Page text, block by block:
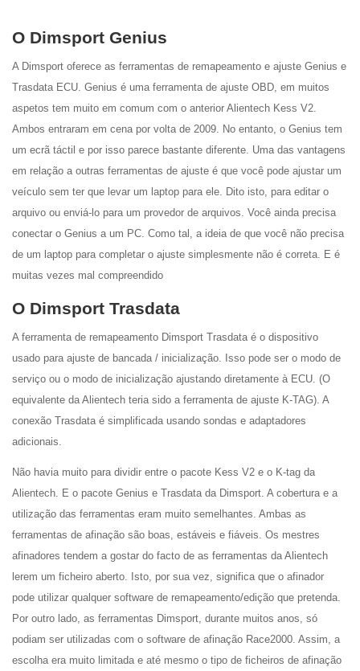
O Dimsport Genius
A Dimsport oferece as ferramentas de remapeamento e ajuste Genius e
Trasdata ECU. Genius é uma ferramenta de ajuste OBD, em muitos
aspetos tem muito em comum com o anterior Alientech Kess V2.
Ambos entraram em cena por volta de 2009. No entanto, o Genius tem
um ecrã táctil e por isso parece bastante diferente. Uma das vantagens
em relação a outras ferramentas de ajuste é que você pode ajustar um
veículo sem ter que levar um laptop para ele. Dito isto, para editar o
arquivo ou enviá-lo para um provedor de arquivos. Você ainda precisa
conectar o Genius a um PC. Como tal, a ideia de que você não precisa
de um laptop para completar o ajuste simplesmente não é correta. E é
muitas vezes mal compreendido
O Dimsport Trasdata
A ferramenta de remapeamento Dimsport Trasdata é o dispositivo
usado para ajuste de bancada / inicialização. Isso pode ser o modo de
serviço ou o modo de inicialização ajustando diretamente à ECU. (O
equivalente da Alientech teria sido a ferramenta de ajuste K-TAG). A
conexão Trasdata é simplificada usando sondas e adaptadores
adicionais.
Não havia muito para dividir entre o pacote Kess V2 e o K-tag da
Alientech. E o pacote Genius e Trasdata da Dimsport. A cobertura e a
utilização das ferramentas eram muito semelhantes. Ambas as
ferramentas de afinação são boas, estáveis e fiáveis. Os mestres
afinadores tendem a gostar do facto de as ferramentas da Alientech
lerem um ficheiro aberto. Isto, por sua vez, significa que o afinador
pode utilizar qualquer software de remapeamento/edição que pretenda.
Por outro lado, as ferramentas Dimsport, durante muitos anos, só
podiam ser utilizadas com o software de afinação Race2000. Assim, a
escolha era muito limitada e até mesmo o tipo de ficheiros de afinação